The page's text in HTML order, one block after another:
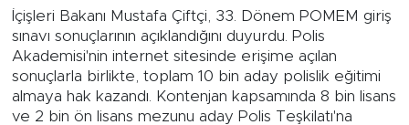
İçişleri Bakanı Mustafa Çiftçi, 33. Dönem POMEM giriş
sınavı sonuçlarının açıklandığını duyurdu. Polis
Akademisi'nin internet sitesinde erişime açılan
sonuçlarla birlikte, toplam 10 bin aday polislik eğitimi
almaya hak kazandı. Kontenjan kapsamında 8 bin lisans
ve 2 bin ön lisans mezunu aday Polis Teşkilatı'na
Süper Lig Puan Durumu ve Fikstür
Tüm Manşetler
Son Dakika Haberleri